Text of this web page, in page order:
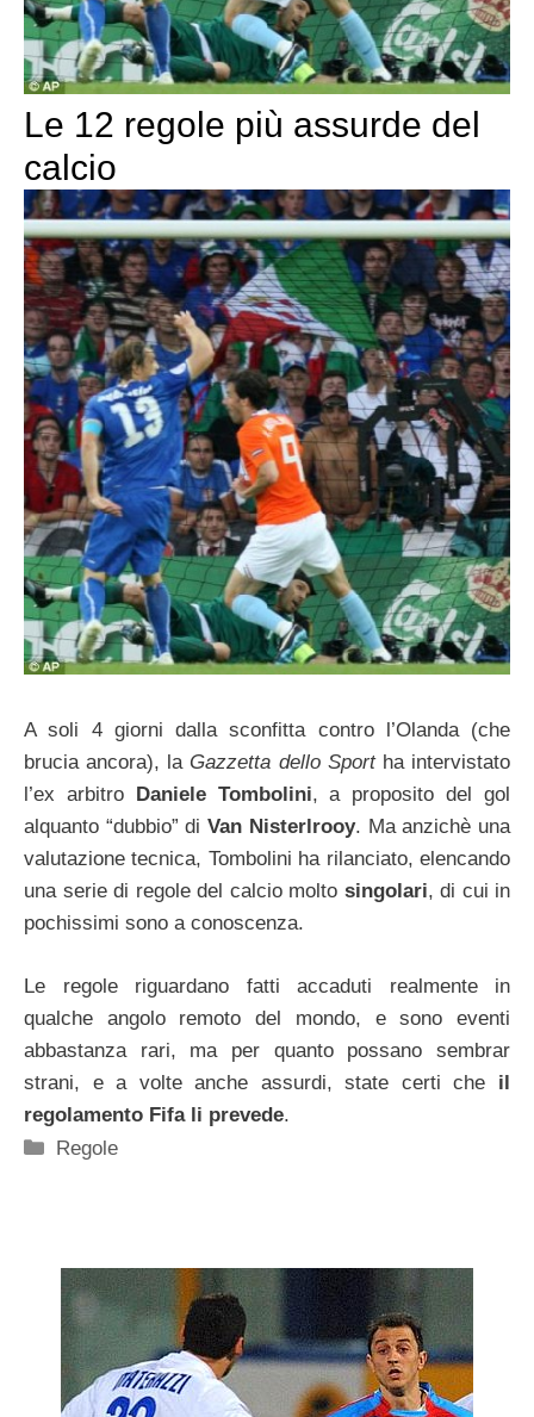
Le 12 regole più assurde del
calcio
A soli 4 giorni dalla sconfitta contro l’Olanda (che
brucia ancora), laGazzetta dello Sportha intervistato
l’ex arbitro Daniele Tombolini, a proposito del gol
alquanto “dubbio” diVan Nisterlrooy. Ma anzichè una
valutazione tecnica, Tombolini ha rilanciato, elencando
una serie di regole del calcio molto singolari, di cui in
pochissimi sono a conoscenza.
Le regole riguardano fatti accaduti realmente in
qualche angolo remoto del mondo, e sono eventi
abbastanza rari, ma per quanto possano sembrar
strani, e a volte anche assurdi, state certi che il
regolamento Fifa li prevede.
Categorie
Regole